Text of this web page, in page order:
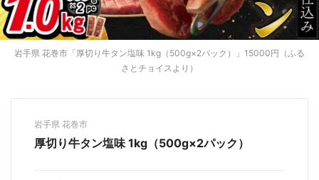
岩手県 花巻市「厚切り牛タン塩味 1kg（500g×2パック）」15000円（ふる
さとチョイスより）
岩手県 花巻市
厚切り牛タン塩味 1kg（500g×2パック）